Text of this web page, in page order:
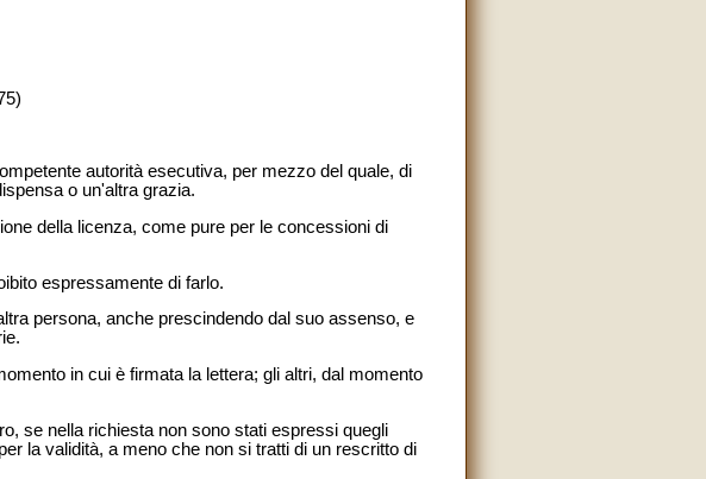
autorità esecutiva, per mezzo del quale, di
o un'altra grazia.
della licenza, come pure per le concessioni di
espressamente di farlo.
persona, anche prescindendo dal suo assenso, e
in cui è firmata la lettera; gli altri, dal momento
se nella richiesta non sono stati espressi quegli
la validità, a meno che non si tratti di un rescritto di